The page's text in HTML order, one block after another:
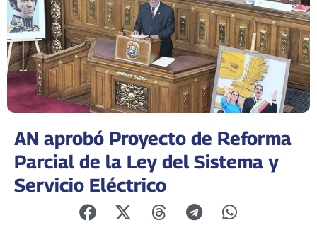
AN aprobó Proyecto de Reforma
Parcial de la Ley del Sistema y
Servicio Eléctrico